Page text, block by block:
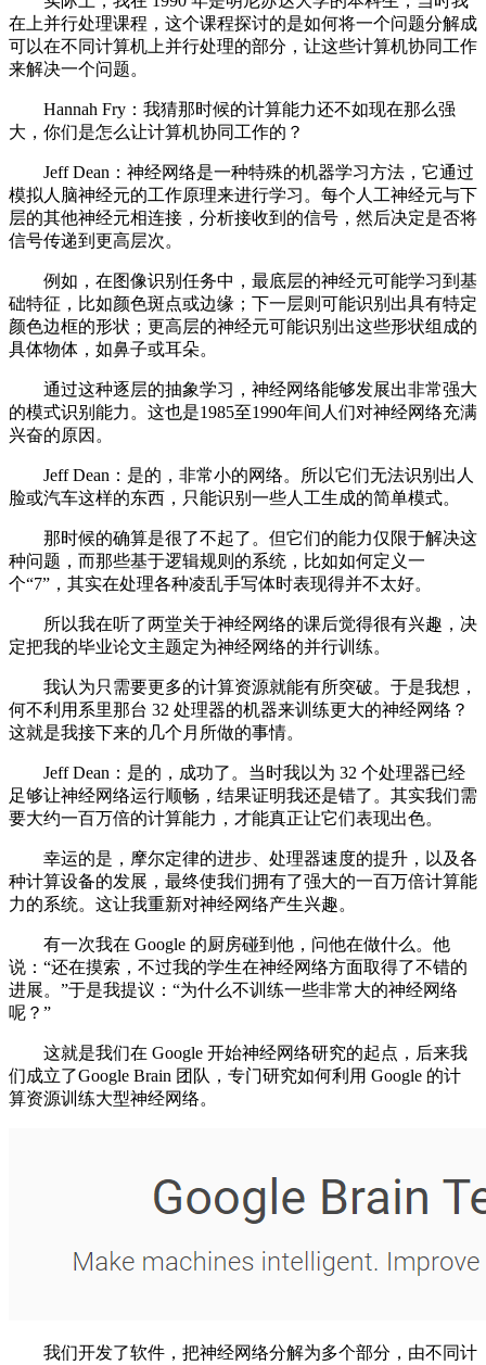
在上并行处理课程，这个课程探讨的是如何将一个问题分解成
可以在不同计算机上并行处理的部分，让这些计算机协同工作
来解决一个问题。
Hannah Fry：我猜那时候的计算能力还不如现在那么强
大，你们是怎么让计算机协同工作的？
Jeff Dean：神经网络是一种特殊的机器学习方法，它通过
模拟人脑神经元的工作原理来进行学习。每个人工神经元与下
层的其他神经元相连接，分析接收到的信号，然后决定是否将
信号传递到更高层次。
例如，在图像识别任务中，最底层的神经元可能学习到基
础特征，比如颜色斑点或边缘；下一层则可能识别出具有特定
颜色边框的形状；更高层的神经元可能识别出这些形状组成的
具体物体，如鼻子或耳朵。
通过这种逐层的抽象学习，神经网络能够发展出非常强大
的模式识别能力。这也是1985至1990年间人们对神经网络充满
兴奋的原因。
Jeff Dean：是的，非常小的网络。所以它们无法识别出人
脸或汽车这样的东西，只能识别一些人工生成的简单模式。
那时候的确算是很了不起了。但它们的能力仅限于解决这
种问题，而那些基于逻辑规则的系统，比如如何定义一
个“7”，其实在处理各种凌乱手写体时表现得并不太好。
所以我在听了两堂关于神经网络的课后觉得很有兴趣，决
定把我的毕业论文主题定为神经网络的并行训练。
我认为只需要更多的计算资源就能有所突破。于是我想，
何不利用系里那台 32 处理器的机器来训练更大的神经网络？
这就是我接下来的几个月所做的事情。
Jeff Dean：是的，成功了。当时我以为 32 个处理器已经
足够让神经网络运行顺畅，结果证明我还是错了。其实我们需
要大约一百万倍的计算能力，才能真正让它们表现出色。
幸运的是，摩尔定律的进步、处理器速度的提升，以及各
种计算设备的发展，最终使我们拥有了强大的一百万倍计算能
力的系统。这让我重新对神经网络产生兴趣。
有一次我在 Google 的厨房碰到他，问他在做什么。他
说：“还在摸索，不过我的学生在神经网络方面取得了不错的
进展。”于是我提议：“为什么不训练一些非常大的神经网络
呢？”
这就是我们在 Google 开始神经网络研究的起点，后来我
们成立了Google Brain 团队，专门研究如何利用 Google 的计
算资源训练大型神经网络。
我们开发了软件，把神经网络分解为多个部分，由不同计